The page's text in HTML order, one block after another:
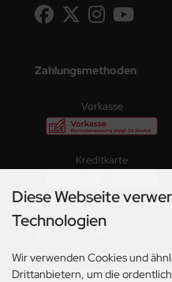
Zahlungsmethoden
Vorkasse
Kreditkarte
Versandmethoden
Paketversand
Diese Webseite
Technologien
Wir verwenden Cookies und
Drittanbietern, um die